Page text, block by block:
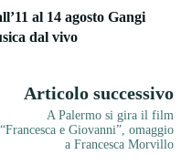
al 14 agosto Gangi
dal vivo
Articolo successivo
A Palermo si gira il film
“Francesca e Giovanni”, omaggio
a Francesca Morvillo